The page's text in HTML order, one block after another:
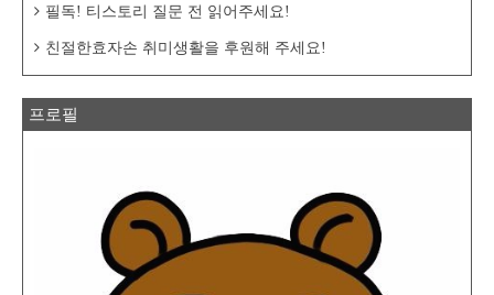
필독! 티스토리 질문 전 읽어주세요!
친절한효자손 취미생활을 후원해 주세요!
프로필